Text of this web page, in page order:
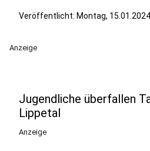
Veröffentlicht: Montag,
Anzeige
Jugendliche überfallen
Lippetal
Anzeige